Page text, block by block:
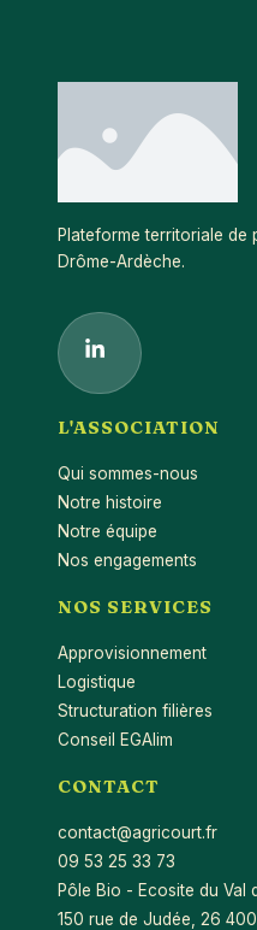
Plateforme territoriale de
Drôme-Ardèche.
L'ASSOCIATION
Qui sommes-nous
Notre histoire
Notre équipe
Nos engagements
NOS SERVICES
Approvisionnement
Logistique
Structuration filières
Conseil EGAlim
CONTACT
contact@agricourt.fr
09 53 25 33 73
Pôle Bio - Ecosite du Val
150 rue de Judée, 26